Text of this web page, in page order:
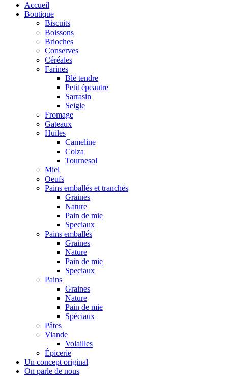
Accueil
Boutique
Biscuits
Boissons
Brioches
Conserves
Céréales
Farines
Blé tendre
Petit épeautre
Sarrasin
Seigle
Fromage
Gateaux
Huiles
Cameline
Colza
Tournesol
Miel
Oeufs
Pains emballés et tranchés
Graines
Nature
Pain de mie
Speciaux
Pains emballés
Graines
Nature
Pain de mie
Speciaux
Pains
Graines
Nature
Pain de mie
Spéciaux
Pâtes
Viande
Volailles
Épicerie
Un concept original
On parle de nous